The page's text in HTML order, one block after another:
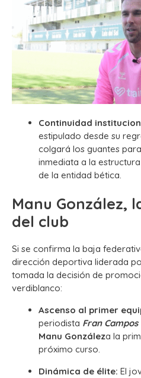
Continuidad
estipulado desde su
colgará los guantes
inmediata a la
de la entidad bética.
Manu González,
del club
Si se confirma la baja
dirección deportiva liderada
tomada la decisión de
verdiblanco:
Ascenso al primer
periodista Fran Campos
Manu Gonzáleza la
próximo curso.
Dinámica de élite: El